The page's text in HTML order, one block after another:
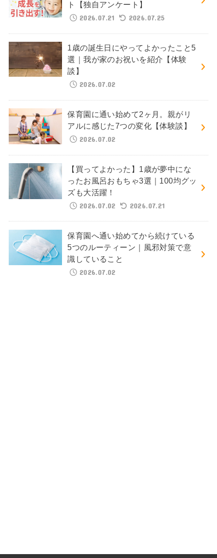
ト【独自アンケート】
2026.07.21
2026.07.25
1歳の誕生日にやってよかったこと5
選｜我が家のお祝いを紹介【体験
談】
2026.07.02
保育園に通い始めて2ヶ月。親がリ
アルに感じた7つの変化【体験談】
2026.07.02
【買ってよかった】1歳が夢中にな
ったお風呂おもちゃ3選｜100均グッ
ズも大活躍！
2026.07.02
2026.07.21
保育園へ通い始めてから続けている
5つのルーティーン｜風邪対策で意
識していること
2026.07.02